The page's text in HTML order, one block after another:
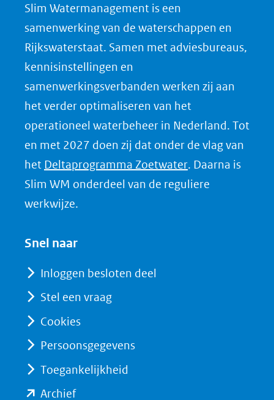
n
o
p
L
i
n
k
e
d
I
venster)
een
andere
website)
Slim Watermanagement is een
samenwerking van de waterschappen en
Rijkswaterstaat. Samen met adviesbureaus,
kennisinstellingen en
samenwerkingsverbanden werken zij aan
het verder optimaliseren van het
operationeel waterbeheer in Nederland. Tot
en met 2027 doen zij dat onder de vlag van
het Deltaprogramma Zoetwater(opent
in
. Daarna is
Slim WM onderdeel van de reguliere
werkwijze.
Snel naar
Inloggen besloten deel
Stel een vraag
Cookies
Persoonsgegevens
Toegankelijkheid
Archief(opent